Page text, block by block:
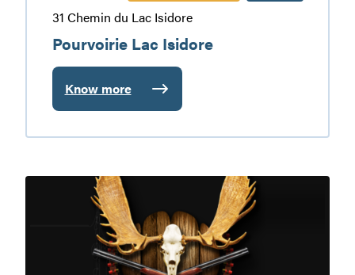
31 Chemin du Lac Isidore
Pourvoirie Lac Isidore
Know more
:
Pourvoirie
Lac
Pourvoirie